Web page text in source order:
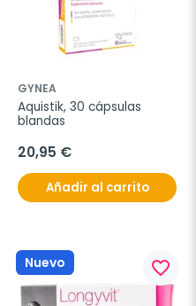
GYNEA
Aquistik, 30 cápsulas
blandas
20,95 €
Añadir al carrito
Nuevo favorite_border